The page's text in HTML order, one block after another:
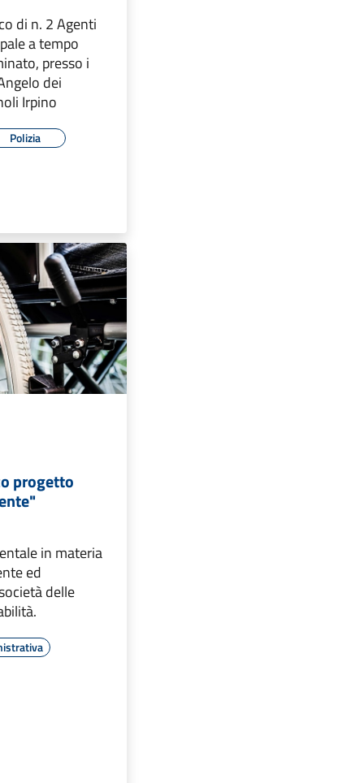
di n. 2 Agenti
a tempo
presso i
dei
Irpino
Polizia
progetto
in materia
ed
delle